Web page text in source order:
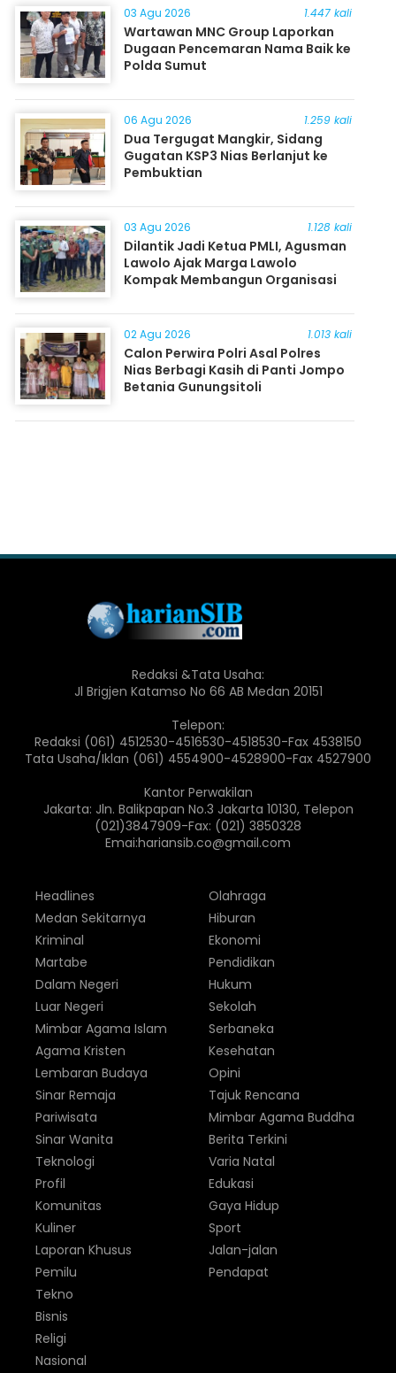
03 Agu 2026 1.447 kali
Wartawan MNC Group Laporkan
Dugaan Pencemaran Nama Baik ke
Polda Sumut
06 Agu 2026 1.259 kali
Dua Tergugat Mangkir, Sidang
Gugatan KSP3 Nias Berlanjut ke
Pembuktian
03 Agu 2026 1.128 kali
Dilantik Jadi Ketua PMLI, Agusman
Lawolo Ajak Marga Lawolo
Kompak Membangun Organisasi
02 Agu 2026 1.013 kali
Calon Perwira Polri Asal Polres
Nias Berbagi Kasih di Panti Jompo
Betania Gunungsitoli
Redaksi &Tata Usaha:
Jl Brigjen Katamso No 66 AB Medan 20151
Telepon:
Redaksi (061) 4512530-4516530-4518530-Fax 4538150
Tata Usaha/Iklan (061) 4554900-4528900-Fax 4527900
Kantor Perwakilan
Jakarta: Jln. Balikpapan No.3 Jakarta 10130, Telepon
(021)3847909-Fax: (021) 3850328
Emai:hariansib.co@gmail.com
Headlines
Medan Sekitarnya
Kriminal
Martabe
Dalam Negeri
Luar Negeri
Olahraga
Hiburan
Ekonomi
Pendidikan
Hukum
Sekolah
Mimbar Agama Islam
Agama Kristen
Lembaran Budaya
Sinar Remaja
Pariwisata
Sinar Wanita
Serbaneka
Kesehatan
Opini
Tajuk Rencana
Mimbar Agama Buddha
Berita Terkini
Teknologi
Profil
Komunitas
Kuliner
Laporan Khusus
Pemilu
Varia Natal
Edukasi
Gaya Hidup
Sport
Jalan-jalan
Pendapat
Tekno
Bisnis
Religi
Nasional